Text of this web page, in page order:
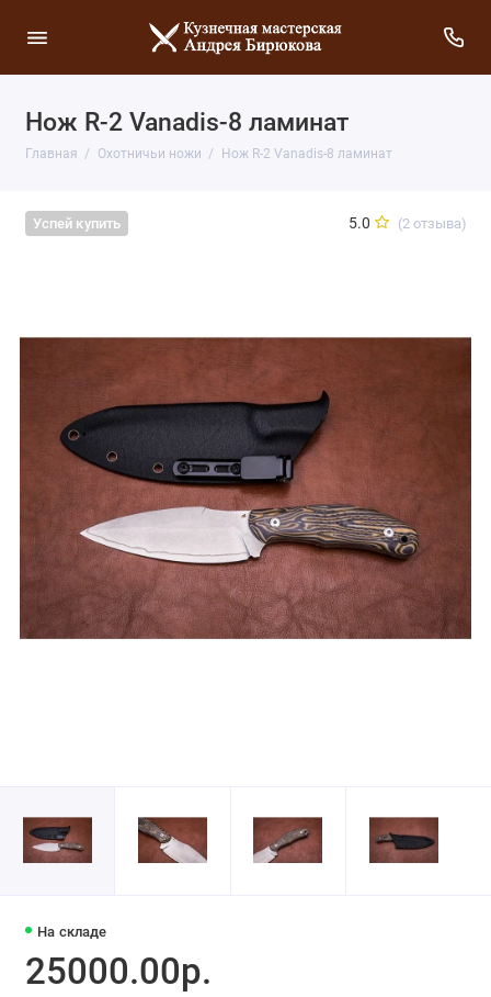
Нож R-2 Vanadis-8 ламинат
Главная Охотничьи ножи Нож R-2 Vanadis-8 ламинат
Успей купить 5.0 (2 отзыва)
На складе
25000.00р.